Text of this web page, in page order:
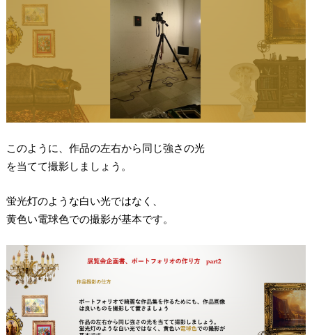
このように、作品の左右から同じ強さの光
を当てて撮影しましょう。
蛍光灯のような白い光ではなく、
黄色い電球色での撮影が基本です。